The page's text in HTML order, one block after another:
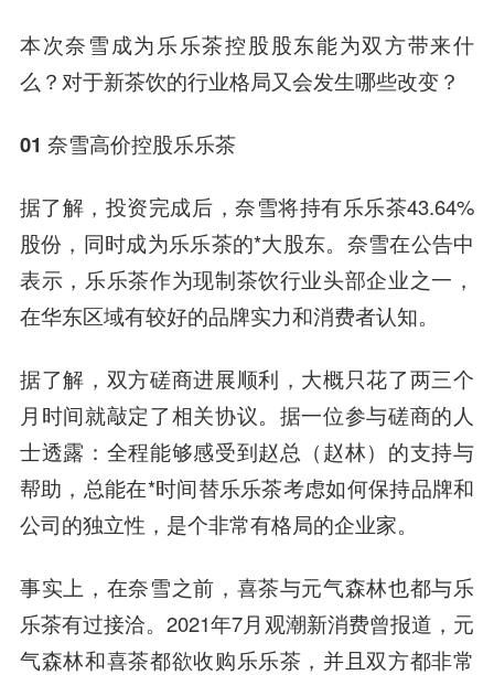
本次奈雪成为乐乐茶控股股东能为双方带来什
么？对于新茶饮的行业格局又会发生哪些改变？
01 奈雪高价控股乐乐茶
据了解，投资完成后，奈雪将持有乐乐茶43.64%
股份，同时成为乐乐茶的*大股东。奈雪在公告中
表示，乐乐茶作为现制茶饮行业头部企业之一，
在华东区域有较好的品牌实力和消费者认知。
据了解，双方磋商进展顺利，大概只花了两三个
月时间就敲定了相关协议。据一位参与磋商的人
士透露：全程能够感受到赵总（赵林）的支持与
帮助，总能在*时间替乐乐茶考虑如何保持品牌和
公司的独立性，是个非常有格局的企业家。
事实上，在奈雪之前，喜茶与元气森林也都与乐
乐茶有过接洽。2021年7月观潮新消费曾报道，元
气森林和喜茶都欲收购乐乐茶，并且双方都非常